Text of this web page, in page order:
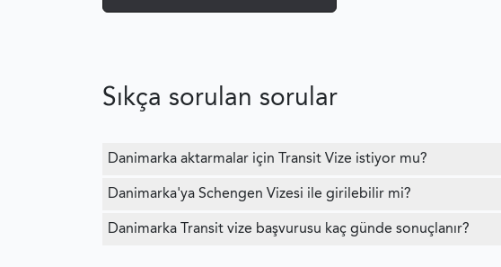
Sıkça sorulan sorular
Danimarka aktarmalar için Transit Vize istiyor mu?
Danimarka'ya Schengen Vizesi ile girilebilir mi?
Danimarka Transit vize başvurusu kaç günde sonuçlanır?